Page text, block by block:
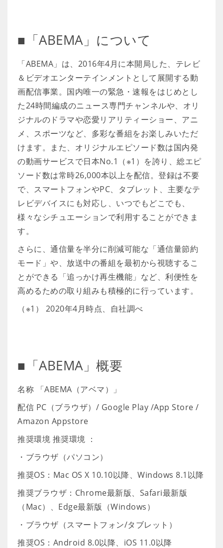
■「ABEMA」について
「ABEMA」は、2016年4月に本開局した、テレビ
＆ビデオエンターテインメントとして展開する動
画配信事業。国内唯一の緊急・速報をはじめとし
た24時間編成のニュース専門チャンネルや、オリ
ジナルのドラマや恋愛リアリティーショー、アニ
メ、スポーツなど、多彩な番組をお楽しみいただ
けます。また、オリジナルエピソード数は国内発
の動画サービスで日本No.1（※1）を誇り、総エピ
ソード数は常時26,000本以上を配信。登録は不要
で、スマートフォンやPC、タブレット、主要なテ
レビデバイスにも対応し、いつでもどこでも、
様々なシチュエーションで利用することができま
す。
さらに、通信量を半分に削減可能な「通信量節約
モード」や、放送中の番組を最初から視聴するこ
とができる「追っかけ再生機能」など、利便性を
高めるための取り組みも積極的に行っています。
（※1） 2020年4月時点、自社調べ
■「ABEMA」概要
名称 「ABEMA（アベマ）」
配信 PC（ブラウザ）/ Google Play /App Store /
Amazon Appstore
推奨環境 推奨環境 ：
・ブラウザ（パソコン）
推奨OS：Mac OS X 10.10以降、Windows 8.1以降
推奨ブラウザ：Chrome最新版、Safari最新版
（Mac）、Edge最新版（Windows）
・ブラウザ（スマートフォン/タブレット）
推奨OS：Android 8.0以降、iOS 11.0以降